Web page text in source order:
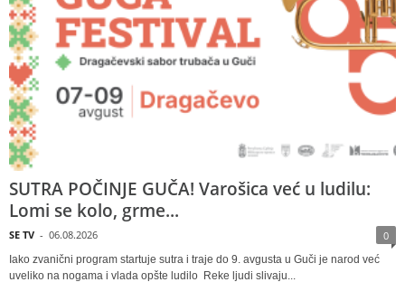
SUTRA POČINJE GUČA! Varošica već u ludilu:
Lomi se kolo, grme...
SE TV - 06.08.2026 0
Iako zvanični program startuje sutra i traje do 9. avgusta u Guči je narod već
uveliko na nogama i vlada opšte ludilo Reke ljudi slivaju...